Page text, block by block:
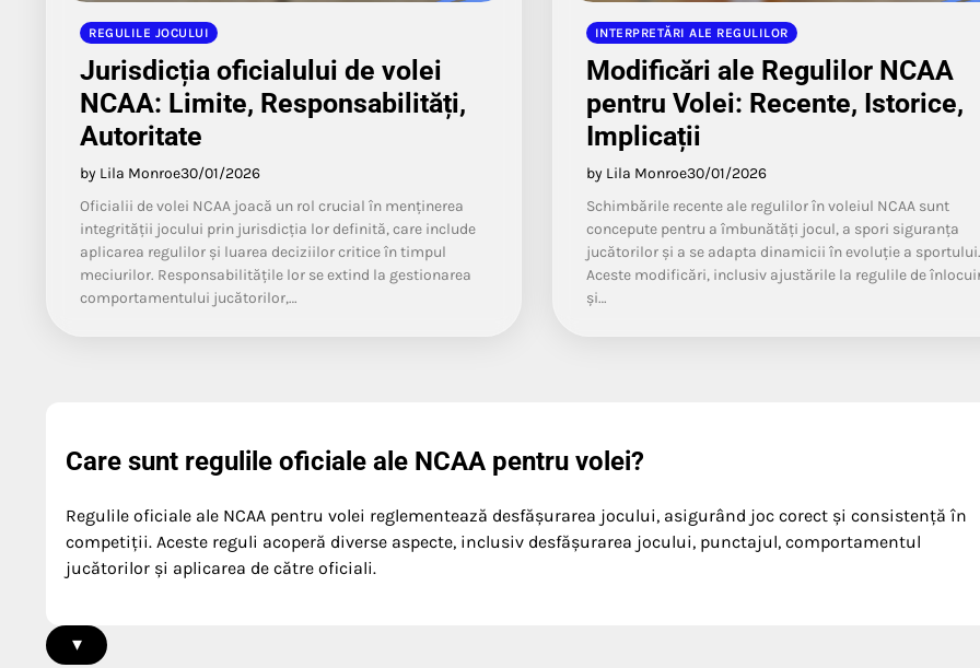
REGULILE JOCULUI
Jurisdicția oficialului de volei
NCAA: Limite, Responsabilități,
Autoritate
by Lila Monroe30/01/2026
Oficialii de volei NCAA joacă un rol crucial în menținerea
integrității jocului prin jurisdicția lor definită, care include
aplicarea regulilor și luarea deciziilor critice în timpul
meciurilor. Responsabilitățile lor se extind la gestionarea
comportamentului jucătorilor,…
INTERPRETĂRI ALE REGULILOR
Modificări ale Regulilor NCAA
pentru Volei: Recente, Istorice,
Implicații
by Lila Monroe30/01/2026
Schimbările recente ale regulilor în voleiul NCAA sunt
concepute pentru a îmbunătăți jocul, a spori siguranța
jucătorilor și a se adapta dinamicii în evoluție a sportului.
Aceste modificări, inclusiv ajustările la regulile de
și…
Care sunt regulile oficiale ale NCAA pentru volei?
Regulile oficiale ale NCAA pentru volei reglementează desfășurarea jocului, asigurând joc corect și consistență în
competiții. Aceste reguli acoperă diverse aspecte, inclusiv desfășurarea jocului, punctajul, comportamentul
jucătorilor și aplicarea de către oficiali.
▾